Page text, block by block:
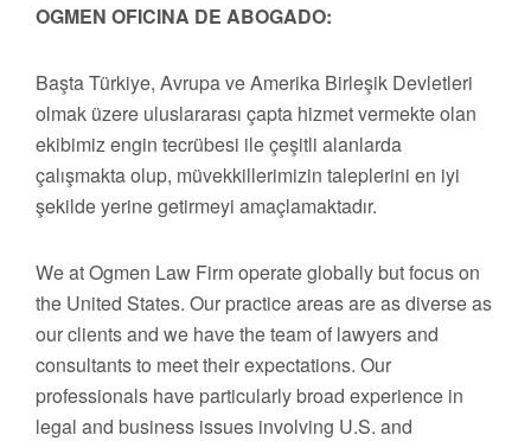
OGMEN OFICINA DE ABOGADO:
Başta Türkiye, Avrupa ve Amerika Birleşik Devletleri
olmak üzere uluslararası çapta hizmet vermekte olan
ekibimiz engin tecrübesi ile çeşitli alanlarda
çalışmakta olup, müvekkillerimizin taleplerini en iyi
şekilde yerine getirmeyi amaçlamaktadır.
We at Ogmen Law Firm operate globally but focus on
the United States. Our practice areas are as diverse as
our clients and we have the team of lawyers and
consultants to meet their expectations. Our
professionals have particularly broad experience in
legal and business issues involving U.S. and